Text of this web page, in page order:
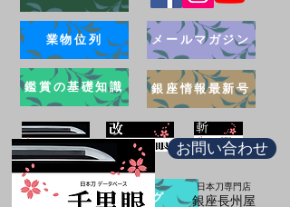
業物位列
鑑賞の基礎知識
メールマガジン
銀座情報最新号
ブログ
お問い合わせ
日本刀専門店
​銀座長州屋